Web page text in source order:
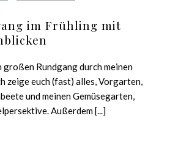
im Frühling mit
großen Rundgang durch meinen
zeige euch (fast) alles, Vorgarten,
und meinen Gemüsegarten,
Außerdem [...]